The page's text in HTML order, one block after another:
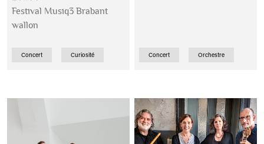
Festival Musiq3 Brabant
wallon
Concert Curiosité Concert Orchestre